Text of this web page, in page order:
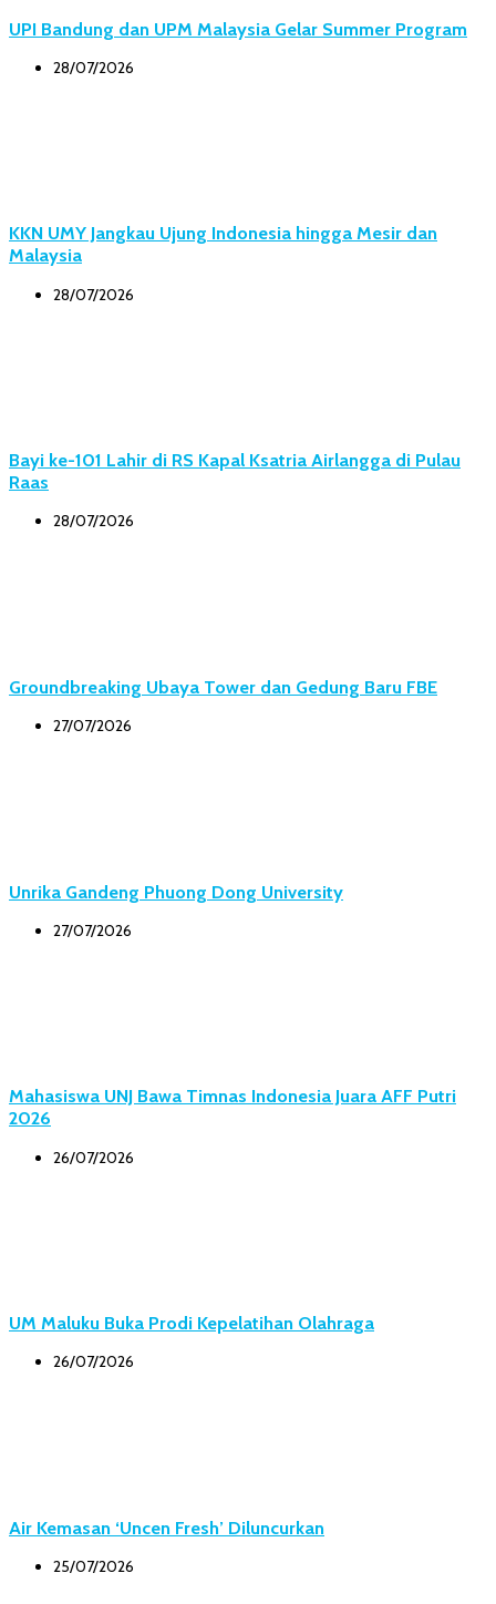
UPI Bandung dan UPM Malaysia Gelar Summer Program
28/07/2026
KKN UMY Jangkau Ujung Indonesia hingga Mesir dan
Malaysia
28/07/2026
Bayi ke-101 Lahir di RS Kapal Ksatria Airlangga di Pulau
Raas
28/07/2026
Groundbreaking Ubaya Tower dan Gedung Baru FBE
27/07/2026
Unrika Gandeng Phuong Dong University
27/07/2026
Mahasiswa UNJ Bawa Timnas Indonesia Juara AFF Putri
2026
26/07/2026
UM Maluku Buka Prodi Kepelatihan Olahraga
26/07/2026
Air Kemasan ‘Uncen Fresh’ Diluncurkan
25/07/2026